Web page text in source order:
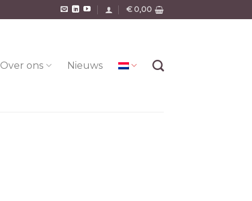
€0,00
Over ons Nieuws